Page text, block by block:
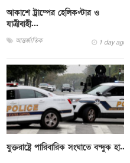
আকাশে ট্রাম্পের হেলিকপ্টার ও
যাত্রীবাহী...
আন্তর্জাতিক 1 day ago
যুক্তরাষ্ট্রে পারিবারিক সংঘাতে বন্দুক হা...